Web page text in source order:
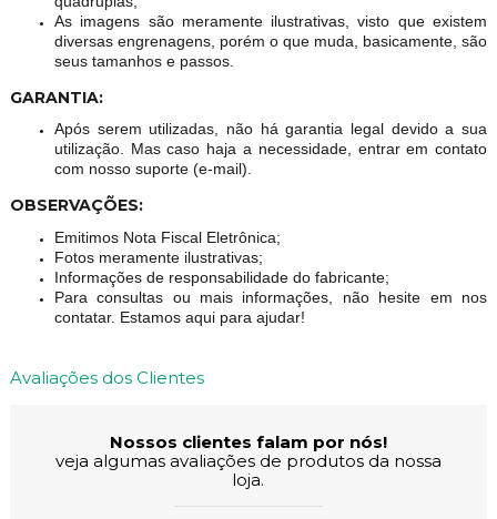
As imagens são meramente ilustrativas, visto que existem
diversas engrenagens, porém o que muda, basicamente, são
seus tamanhos e passos.
GARANTIA:
Após serem utilizadas, não há garantia legal devido a sua
utilização. Mas caso haja a necessidade, entrar em contato
com nosso suporte (e-mail).
OBSERVAÇÕES:
Emitimos Nota Fiscal Eletrônica;
Fotos meramente ilustrativas;
Informações de responsabilidade do fabricante;
Para consultas ou mais informações, não hesite em nos
contatar. Estamos aqui para ajudar!
Avaliações dos Clientes
Nossos clientes falam por nós!
veja algumas avaliações de produtos da nossa
loja.